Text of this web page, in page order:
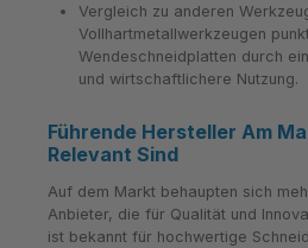
Vergleich zu anderen
Vollhartmetallwerkzeugen
Wendeschneidplatten durch
und wirtschaftlichere Nutzung.
Führende Hersteller Am
Relevant Sind
Auf dem Markt behaupten sich
Anbieter, die für Qualität und
ist bekannt für hochwertige